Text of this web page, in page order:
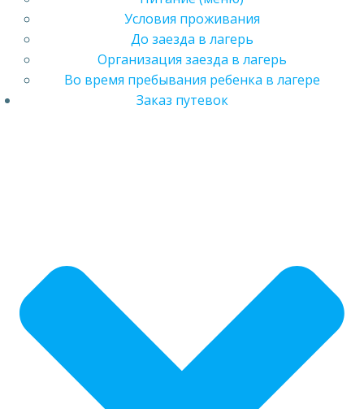
Условия проживания
До заезда в лагерь
Организация заезда в лагерь
Во время пребывания ребенка в лагере
Заказ путевок